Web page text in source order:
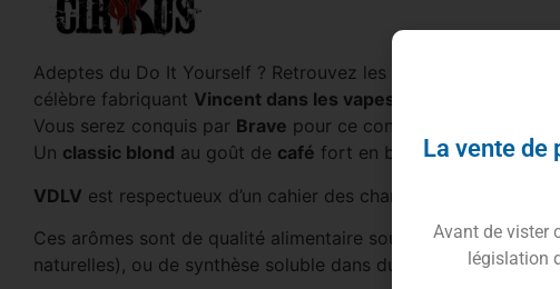
Adeptes du Do It Yourself ? Retrouvez les concentrés
célèbre fabriquant Vincent dans les vapes
Vous serez conquis par Brave pour ce concentré d’arômes
Un classic blond au goût de café fort en bouche, d’une
VDLV est respectueux d’un cahier des charges stricts
Ces arômes sont de qualité alimentaire sous forme liquide,
naturelles), ou de synthèse soluble dans du propylène glycol.
La vente de
Avant de vister
législation